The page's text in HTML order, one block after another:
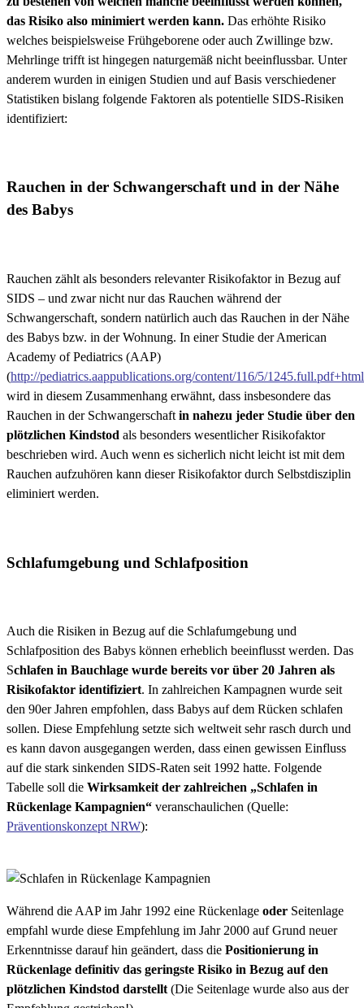
das Risiko also minimiert werden kann. Das erhöhte Risiko
welches beispielsweise Frühgeborene oder auch Zwillinge bzw.
Mehrlinge trifft ist hingegen naturgemäß nicht beeinflussbar. Unter
anderem wurden in einigen Studien und auf Basis verschiedener
Statistiken bislang folgende Faktoren als potentielle SIDS-Risiken
identifiziert:
Rauchen in der Schwangerschaft und in der Nähe
des Babys
Rauchen zählt als besonders relevanter Risikofaktor in Bezug auf
SIDS – und zwar nicht nur das Rauchen während der
Schwangerschaft, sondern natürlich auch das Rauchen in der Nähe
des Babys bzw. in der Wohnung. In einer Studie der American
Academy of Pediatrics (AAP)
(http://pediatrics.aappublications.org/content/116/5/1245.full.pdf+html
wird in diesem Zusammenhang erwähnt, dass insbesondere das
Rauchen in der Schwangerschaft in nahezu jeder Studie über den
plötzlichen Kindstod als besonders wesentlicher Risikofaktor
beschrieben wird. Auch wenn es sicherlich nicht leicht ist mit dem
Rauchen aufzuhören kann dieser Risikofaktor durch Selbstdisziplin
eliminiert werden.
Schlafumgebung und Schlafposition
Auch die Risiken in Bezug auf die Schlafumgebung und
Schlafposition des Babys können erheblich beeinflusst werden. Das
Schlafen in Bauchlage wurde bereits vor über 20 Jahren als
Risikofaktor identifiziert. In zahlreichen Kampagnen wurde seit
den 90er Jahren empfohlen, dass Babys auf dem Rücken schlafen
sollen. Diese Empfehlung setzte sich weltweit sehr rasch durch und
es kann davon ausgegangen werden, dass einen gewissen Einfluss
auf die stark sinkenden SIDS-Raten seit 1992 hatte. Folgende
Tabelle soll die Wirksamkeit der zahlreichen „Schlafen in
Rückenlage Kampagnien“ veranschaulichen (Quelle:
Präventionskonzept NRW):
Während die AAP im Jahr 1992 eine Rückenlage oder Seitenlage
empfahl wurde diese Empfehlung im Jahr 2000 auf Grund neuer
Erkenntnisse darauf hin geändert, dass die Positionierung in
Rückenlage definitiv das geringste Risiko in Bezug auf den
plötzlichen Kindstod darstellt (Die Seitenlage wurde also aus der